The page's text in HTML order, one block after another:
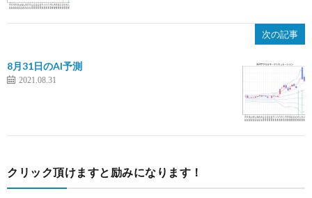
次の記事
8月31日のAI予測
2021.08.31
クリック頂けますと励みになります！